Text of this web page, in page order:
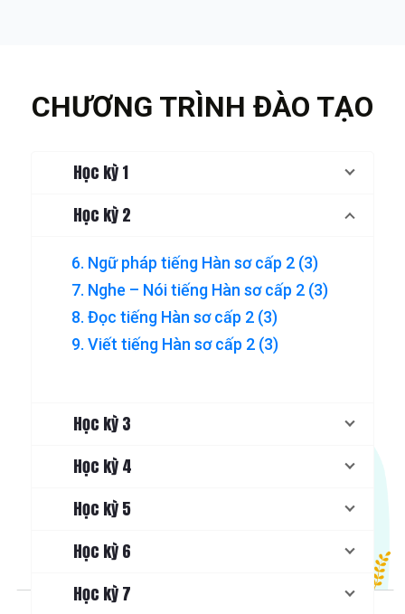
CHƯƠNG TRÌNH ĐÀO TẠO
Học kỳ 1
Học kỳ 2
6. Ngữ pháp tiếng Hàn sơ cấp 2 (3)
7. Nghe – Nói tiếng Hàn sơ cấp 2 (3)
8. Đọc tiếng Hàn sơ cấp 2 (3)
9. Viết tiếng Hàn sơ cấp 2 (3)
Học kỳ 3
Học kỳ 4
Học kỳ 5
Học kỳ 6
Học kỳ 7